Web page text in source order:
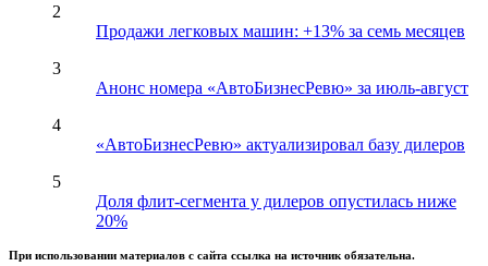
2
Продажи легковых машин: +13% за семь месяцев
3
Анонс номера «АвтоБизнесРевю» за июль-август
4
«АвтоБизнесРевю» актуализировал базу дилеров
5
Доля флит-сегмента у дилеров опустилась ниже
20%
При использовании материалов с сайта ссылка на источник обязательна.